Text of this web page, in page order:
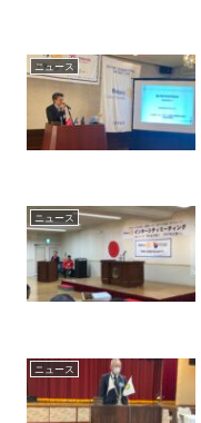
ニュース
ニュース
ニュース